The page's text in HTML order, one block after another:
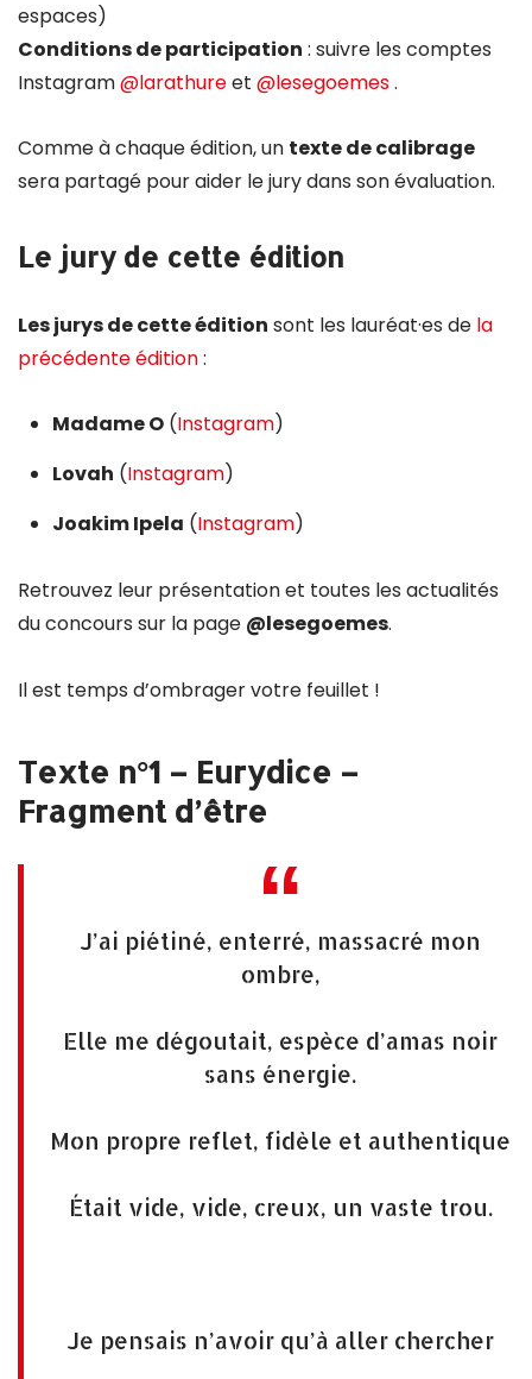
espaces)
Conditions de participation : suivre les comptes
Instagram@larathureet @lesegoemes.
Comme à chaque édition, un texte de calibrage
sera partagé pour aider le jury dans son évaluation.
Le jury de cette édition
Les jurys de cette édition sont les lauréat·es de la
précédente édition:
Madame O(Instagram)
Lovah (Instagram)
Joakim Ipela (Instagram)
Retrouvez leur présentation et toutes les actualités
du concours sur la page @lesegoemes.
Il est temps d’ombrager votre feuillet !
Texte n°1 – Eurydice –
Fragment d’être
J’ai piétiné, enterré, massacré mon
ombre,
Elle me dégoutait, espèce d’amas noir
sans énergie.
Mon propre reflet, fidèle et authentique
Était vide, vide, creux, un vaste trou.
Je pensais n’avoir qu’à aller chercher